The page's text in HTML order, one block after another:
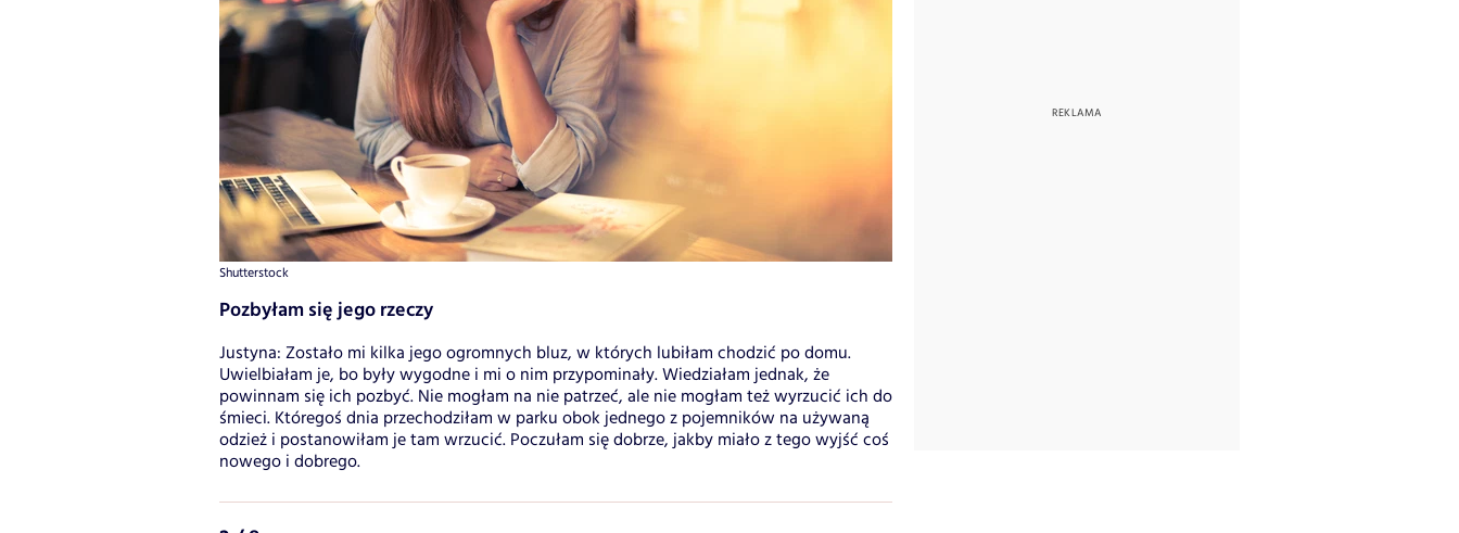
Shutterstock
Pozbyłam się jego rzeczy
Justyna: Zostało mi kilka jego ogromnych bluz, w których lubiłam chodzić po domu.
Uwielbiałam je, bo były wygodne i mi o nim przypominały. Wiedziałam jednak, że
powinnam się ich pozbyć. Nie mogłam na nie patrzeć, ale nie mogłam też wyrzucić ich do
śmieci. Któregoś dnia przechodziłam w parku obok jednego z pojemników na używaną
odzież i postanowiłam je tam wrzucić. Poczułam się dobrze, jakby miało z tego wyjść coś
nowego i dobrego.